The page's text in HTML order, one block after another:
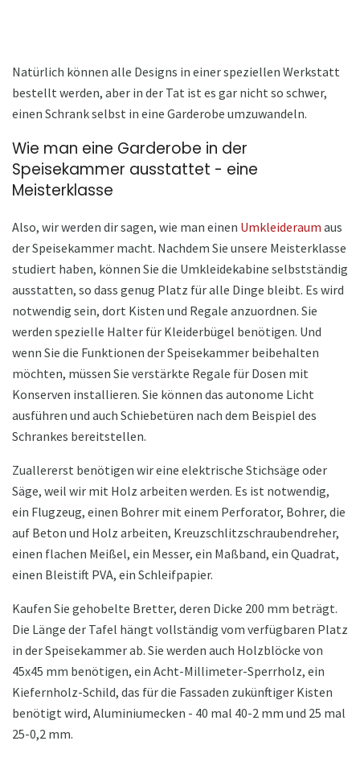
Natürlich können alle Designs in einer speziellen Werkstatt
bestellt werden, aber in der Tat ist es gar nicht so schwer,
einen Schrank selbst in eine Garderobe umzuwandeln.
Wie man eine Garderobe in der
Speisekammer ausstattet - eine
Meisterklasse
Also, wir werden dir sagen, wie man einen Umkleideraum aus
der Speisekammer macht. Nachdem Sie unsere Meisterklasse
studiert haben, können Sie die Umkleidekabine selbstständig
ausstatten, so dass genug Platz für alle Dinge bleibt. Es wird
notwendig sein, dort Kisten und Regale anzuordnen. Sie
werden spezielle Halter für Kleiderbügel benötigen. Und
wenn Sie die Funktionen der Speisekammer beibehalten
möchten, müssen Sie verstärkte Regale für Dosen mit
Konserven installieren. Sie können das autonome Licht
ausführen und auch Schiebetüren nach dem Beispiel des
Schrankes bereitstellen.
Zuallererst benötigen wir eine elektrische Stichsäge oder
Säge, weil wir mit Holz arbeiten werden. Es ist notwendig,
ein Flugzeug, einen Bohrer mit einem Perforator, Bohrer, die
auf Beton und Holz arbeiten, Kreuzschlitzschraubendreher,
einen flachen Meißel, ein Messer, ein Maßband, ein Quadrat,
einen Bleistift PVA, ein Schleifpapier.
Kaufen Sie gehobelte Bretter, deren Dicke 200 mm beträgt.
Die Länge der Tafel hängt vollständig vom verfügbaren Platz
in der Speisekammer ab. Sie werden auch Holzblöcke von
45x45 mm benötigen, ein Acht-Millimeter-Sperrholz, ein
Kiefernholz-Schild, das für die Fassaden zukünftiger Kisten
benötigt wird, Aluminiumecken - 40 mal 40-2 mm und 25 mal
25-0,2 mm.